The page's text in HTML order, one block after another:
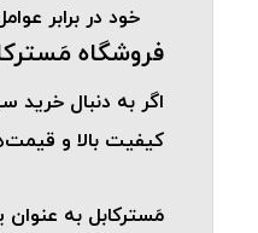
خود در برابر
فروشگاه
اگر به دنبال خرید
کیفیت بالا و
مَسترکابل به